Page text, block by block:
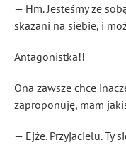
— Hm. Jesteśmy ze
skazani na siebie, i
Antagonistka!!
Ona zawsze chce
zaproponuję, mam
— Ejże. Przyjacielu. Ty